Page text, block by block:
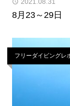
8月23～29日
フリーダイビングレ